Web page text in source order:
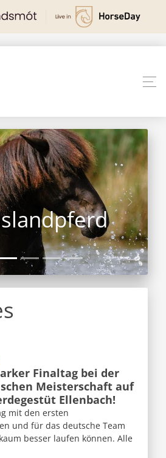
Finaltag bei der
Meisterschaft auf
Ellenbach!
mit den ersten
und für das deutsche Team
besser laufen können. Alle